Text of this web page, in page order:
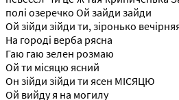
полі озеречко Ой зайди зайди
Ой зійди зійди ти, зіронько
На городі верба рясна
Гаю гаю зелен розмаю
Ой ти місяцю ясний
Он зійди зійди ти ясен МІСЯЦЮ
Ой вийду я на могилу